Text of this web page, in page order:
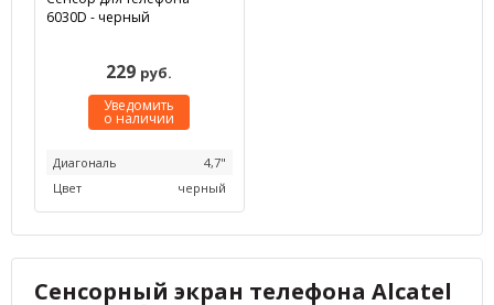
6030D - черный
229 руб.
Уведомить
о наличии
Диагональ
4,7"
Цвет
черный
Сенсорный экран телефона Alcatel